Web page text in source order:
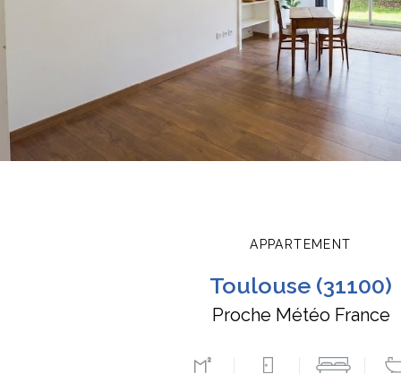
APPARTEMENT
toulouse (31100)
Proche Météo France